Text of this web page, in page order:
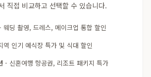
직접 비교하고 선택할 수 있습니다.
웨딩 촬영, 드레스, 메이크업 통합 할인
역 인기 예식장 특가 및 식대 할인
- 신혼여행 항공권, 리조트 패키지 특가